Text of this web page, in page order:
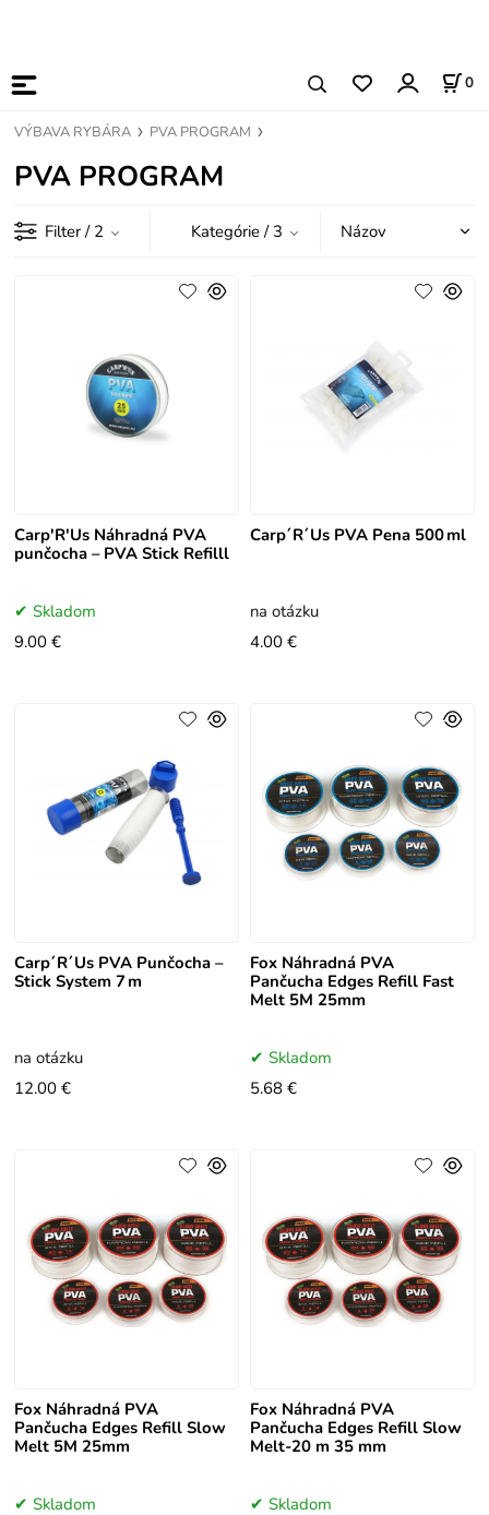
0
VÝBAVA RYBÁRA PVA PROGRAM
PVA PROGRAM
Filter / 2 Kategórie / 3
Carp'R'Us Náhradná PVA
punčocha – PVA Stick Refilll
Skladom
9.00 €
Carp´R´Us PVA Pena 500 ml
na otázku
4.00 €
Carp´R´Us PVA Punčocha –
Stick System 7 m
na otázku
12.00 €
Fox Náhradná PVA
Pančucha Edges Refill Fast
Melt 5M 25mm
Skladom
5.68 €
Fox Náhradná PVA
Pančucha Edges Refill Slow
Melt 5M 25mm
Skladom
Fox Náhradná PVA
Pančucha Edges Refill Slow
Melt-20 m 35 mm
Skladom